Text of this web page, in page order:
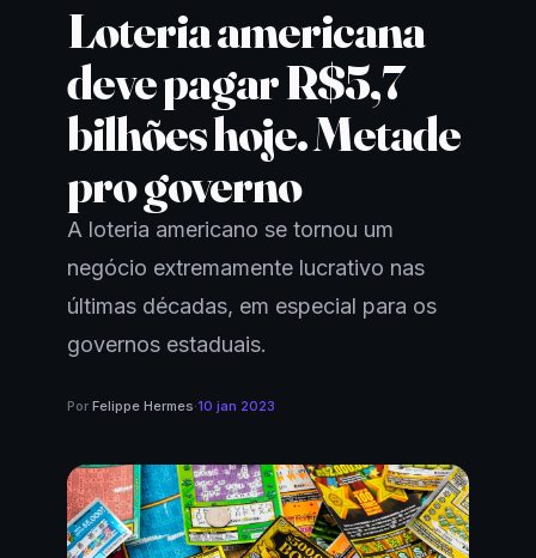
Loteria americana
deve pagar R$5,7
bilhões hoje. Metade
pro governo
A loteria americano se tornou um
negócio extremamente lucrativo nas
últimas décadas, em especial para os
governos estaduais.
Por Felippe Hermes·10 jan 2023